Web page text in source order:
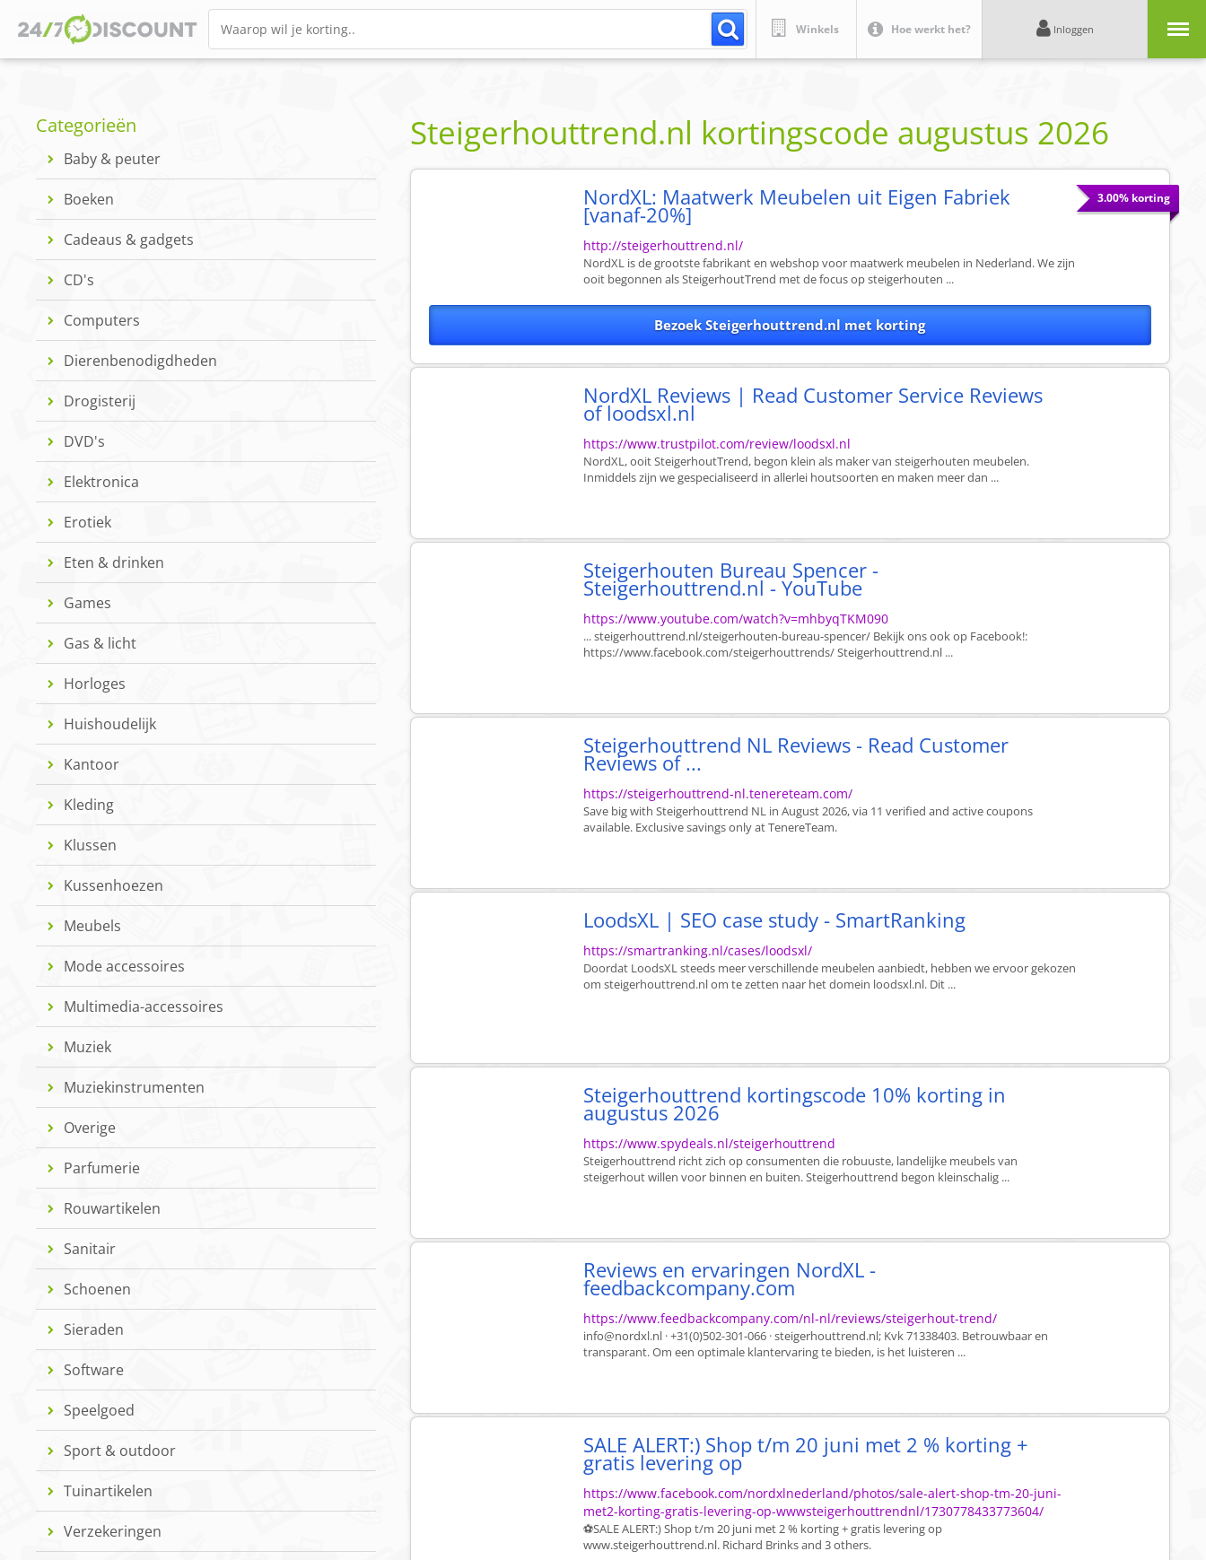
Winkels Hoe werkt het? Inloggen
Categorieën
Baby & peuter
Boeken
Cadeaus & gadgets
CD's
Computers
Dierenbenodigdheden
Drogisterij
DVD's
Elektronica
Erotiek
Eten & drinken
Games
Gas & licht
Horloges
Huishoudelijk
Kantoor
Kleding
Klussen
Kussenhoezen
Meubels
Mode accessoires
Multimedia-accessoires
Muziek
Muziekinstrumenten
Overige
Parfumerie
Rouwartikelen
Sanitair
Schoenen
Sieraden
Software
Speelgoed
Sport & outdoor
Tuinartikelen
Verzekeringen
Steigerhouttrend.nl kortingscode augustus 2026
3.00% korting
NordXL: Maatwerk Meubelen uit Eigen Fabriek
[vanaf-20%]
http://steigerhouttrend.nl/
NordXL is de grootste fabrikant en webshop voor maatwerk meubelen in Nederland. We zijn
ooit begonnen als SteigerhoutTrend met de focus op steigerhouten ...
Bezoek Steigerhouttrend.nl met korting
NordXL Reviews | Read Customer Service Reviews
of loodsxl.nl
https://www.trustpilot.com/review/loodsxl.nl
NordXL, ooit SteigerhoutTrend, begon klein als maker van steigerhouten meubelen.
Inmiddels zijn we gespecialiseerd in allerlei houtsoorten en maken meer dan ...
Steigerhouten Bureau Spencer -
Steigerhouttrend.nl - YouTube
https://www.youtube.com/watch?v=mhbyqTKM090
... steigerhouttrend.nl/steigerhouten-bureau-spencer/ Bekijk ons ook op Facebook!:
https://www.facebook.com/steigerhouttrends/ Steigerhouttrend.nl ...
Steigerhouttrend NL Reviews - Read Customer
Reviews of ...
https://steigerhouttrend-nl.tenereteam.com/
Save big with Steigerhouttrend NL in August 2026, via 11 verified and active coupons
available. Exclusive savings only at TenereTeam.
LoodsXL | SEO case study - SmartRanking
https://smartranking.nl/cases/loodsxl/
Doordat LoodsXL steeds meer verschillende meubelen aanbiedt, hebben we ervoor gekozen
om steigerhouttrend.nl om te zetten naar het domein loodsxl.nl. Dit ...
Steigerhouttrend kortingscode 10% korting in
augustus 2026
https://www.spydeals.nl/steigerhouttrend
Steigerhouttrend richt zich op consumenten die robuuste, landelijke meubels van
steigerhout willen voor binnen en buiten. Steigerhouttrend begon kleinschalig ...
Reviews en ervaringen NordXL -
feedbackcompany.com
https://www.feedbackcompany.com/nl-nl/reviews/steigerhout-trend/
info@nordxl.nl · +31(0)502-301-066 · steigerhouttrend.nl; Kvk 71338403. Betrouwbaar en
transparant. Om een optimale klantervaring te bieden, is het luisteren ...
SALE ALERT:) Shop t/m 20 juni met 2 % korting +
gratis levering op
https://www.facebook.com/nordxlnederland/photos/sale-alert-shop-tm-20-juni-
met2-korting-gratis-levering-op-wwwsteigerhouttrendnl/1730778433773604/
⚽SALE ALERT:) Shop t/m 20 juni met 2 % korting + gratis levering op
www.steigerhouttrend.nl. Richard Brinks and 3 others.